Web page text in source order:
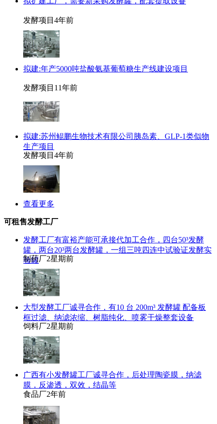
发酵项目 4年前
拟建:年产5000吨盐酸氨基葡萄糖生产线建设项目
发酵项目 11年前
拟建:苏州鲲鹏生物技术有限公司胰岛素、GLP-1类似物
生产项目
发酵项目 4年前
查看更多
可租售发酵工厂
发酵工厂有富裕产能可承接代加工合作，四台50³发酵
罐，两台20³两台发酵罐，一组三吨四连中试验证发酵实
验罐
制药厂2星期前
大型发酵工厂诚寻合作，有10 台 200m³ 发酵罐 配备板
框过滤、纳滤浓缩、树脂纯化、喷雾干燥整套设备
饲料厂2星期前
广西有小发酵罐工厂诚寻合作，后处理陶瓷膜，纳滤
膜，反渗透，双效，结晶等
食品厂2年前